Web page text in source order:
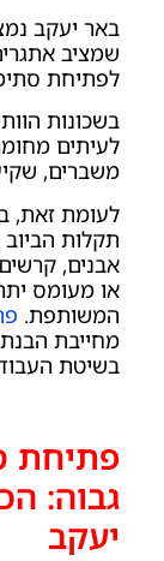
באר יעקב
שמציב
לפתיחת
בשכונות
לעיתים
משברים,
לעומת זאת,
תקלות הביוב
אבנים,
או מעומס
המשותפת.
מחייבת
בשיטת
פתיחת
גבוה:
יעקב